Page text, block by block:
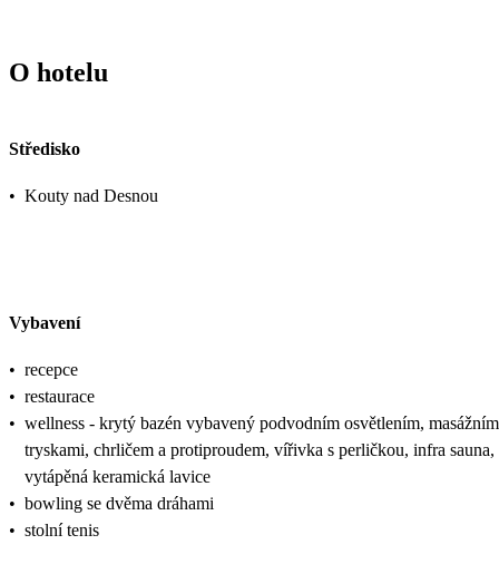
O hotelu
Středisko
• Kouty nad Desnou
Vybavení
• recepce
• restaurace
• wellness - krytý bazén vybavený podvodním osvětlením,
tryskami, chrličem a protiproudem, vířivka s perličkou, infra sauna,
vytápěná keramická lavice
• bowling se dvěma dráhami
• stolní tenis